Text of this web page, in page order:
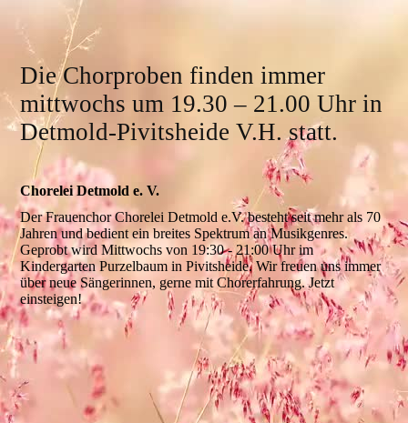
Die Chorproben finden immer
mittwochs um 19.30 – 21.00 Uhr in
Detmold-Pivitsheide V.H. statt.
Chorelei Detmold e. V.
Der Frauenchor Chorelei Detmold e.V. besteht seit mehr als 70
Jahren und bedient ein breites Spektrum an Musikgenres.
Geprobt wird Mittwochs von 19:30 - 21:00 Uhr im
Kindergarten Purzelbaum in Pivitsheide. Wir freuen uns immer
über neue Sängerinnen, gerne mit Chorerfahrung. Jetzt
einsteigen!